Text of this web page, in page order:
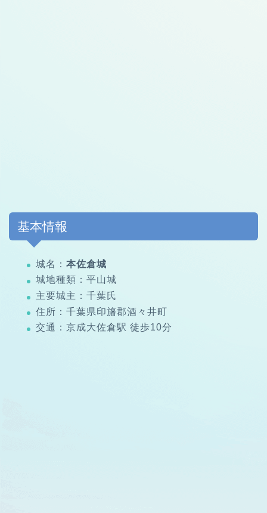
基本情報
城名： 本佐倉城
城地種類：平山城
主要城主：千葉氏
住所：千葉県印旛郡酒々井町
交通：京成大佐倉駅 徒歩10分